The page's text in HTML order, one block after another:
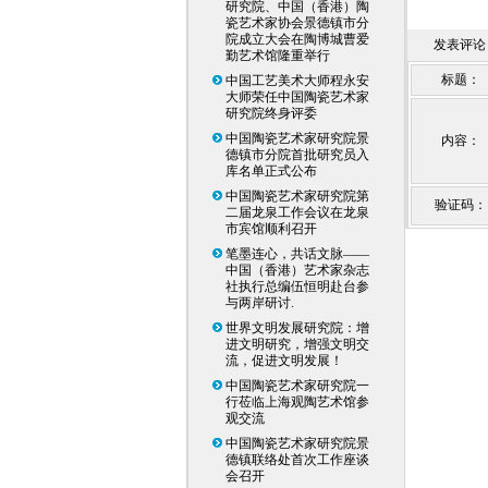
研究院、中国（香港）陶
瓷艺术家协会景德镇市分
院成立大会在陶博城曹爱
勤艺术馆隆重举行
中国工艺美术大师程永安
大师荣任中国陶瓷艺术家
研究院终身评委
中国陶瓷艺术家研究院景
德镇市分院首批研究员入
库名单正式公布
中国陶瓷艺术家研究院第
二届龙泉工作会议在龙泉
市宾馆顺利召开
笔墨连心，共话文脉——
中国（香港）艺术家杂志
社执行总编伍恒明赴台参
与两岸研讨.
世界文明发展研究院：增
进文明研究，增强文明交
流，促进文明发展！
中国陶瓷艺术家研究院一
行莅临上海观陶艺术馆参
观交流
中国陶瓷艺术家研究院景
德镇联络处首次工作座谈
会召开
发表评论
标题：
内容：
验证码：